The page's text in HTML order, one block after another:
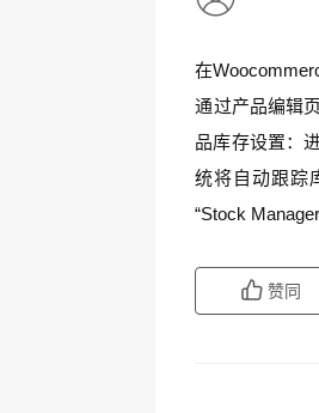
在
通过产品编辑
品库存设置：
统将自动跟踪
“Stock
赞同